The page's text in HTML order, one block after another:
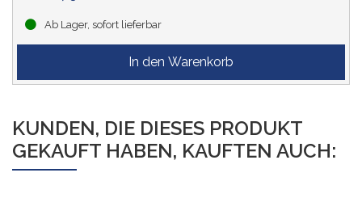
Ab Lager, sofort lieferbar
KUNDEN, DIE DIESES PRODUKT
GEKAUFT HABEN, KAUFTEN AUCH: